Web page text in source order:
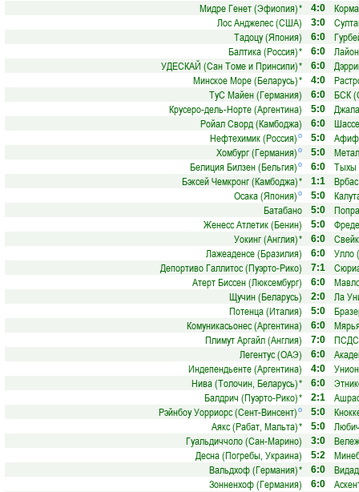
Мидре Генет (Эфиопия)* 4:0
Лос Анджелес (США)
3:0
Тадоцу (Япония)
6:0
Балтика (Россия)* 6:0
УДЕСКАЙ (Сан Томе и Принсипи)* 6:0
Минское Море (Беларусь)* 4:0
ТуС Майен (Германия)
6:0
БСК
Крусеро-дель-Норте (Аргентина)
5:0
Ройал Сворд (Камбоджа)
6:0
Нефтехимик (Россия) о 5:0
Афиф
Хомбург (Германия) о 5:0
Белиция Билзен (Бельгия) о 6:0
Тыхы
Бэксей Чемкронг (Камбоджа)* 1:1
Осака (Япония) о 5:0
Батабано
5:0
Женесс Атлетик (Бенин)
5:0
Уокинг (Англия)* 6:0
Лажеаденсе (Бразилия)
6:0
Улло
Депортиво Галлитос (Пуэрто-Рико)
7:1
Атерт Биссен (Люксембург)
6:0
Щучин (Беларусь)
2:0
Ла
Потенца (Италия)
5:0
Комуникасьонес (Аргентина)
6:0
Плимут Аргайл (Англия)
7:0
ПСДС
Легентус (ОАЭ)
6:0
Индепендьенте (Аргентина)
4:0
Нива (Толочин, Беларусь)* 6:0
Балдрич (Пуэрто-Рико)* 2:1
Рэйнбоу Уорриорс (Сент-Винсент) о 5:0
Аякс (Рабат, Мальта)* 5:0
Гуальдиччоло (Сан-Марино)
3:0
Десна (Погребы, Украина)
5:2
Вальдхоф (Германия)* 6:0
Зонненхоф (Германия)
6:0